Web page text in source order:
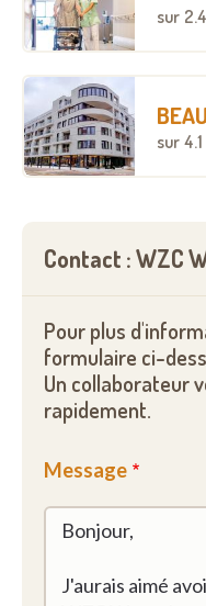
sur
sur
Contact : WZC
Pour plus
formulaire ci-
Un collaborateur
rapidement.
Message